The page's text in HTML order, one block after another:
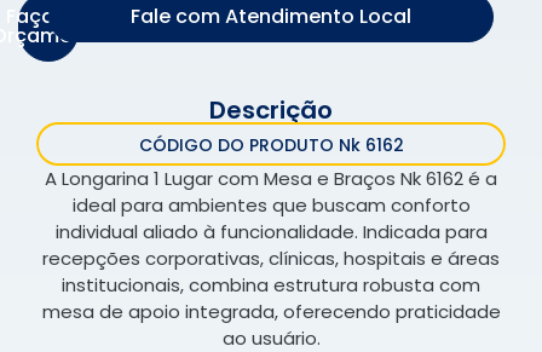
Faça um Fale com Atendimento Local
Descrição
CÓDIGO DO PRODUTO Nk 6162
A Longarina 1 Lugar com Mesa e Braços Nk 6162 é a
ideal para ambientes que buscam conforto
individual aliado à funcionalidade. Indicada para
recepções corporativas, clínicas, hospitais e áreas
institucionais, combina estrutura robusta com
mesa de apoio integrada, oferecendo praticidade
ao usuário.